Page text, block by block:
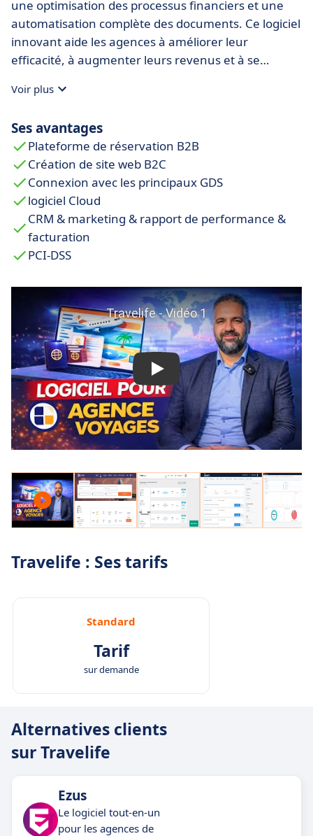
une optimisation des processus financiers et une
automatisation complète des documents. Ce logiciel
innovant aide les agences à améliorer leur
efficacité, à augmenter leurs revenus et à se
Voir plus
Ses avantages
Plateforme de réservation B2B
Création de site web B2C
Connexion avec les principaux GDS
logiciel Cloud
CRM & marketing & rapport de performance &
facturation
PCI-DSS
Travelife : Ses tarifs
Standard
Tarif
sur demande
Alternatives clients
sur Travelife
Ezus
Le logiciel tout-en-un
pour les agences de